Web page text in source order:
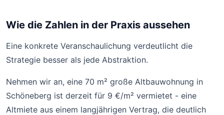
Wie die Zahlen in der Praxis aussehen
Eine konkrete Veranschaulichung verdeutlicht die
Strategie besser als jede Abstraktion.
Nehmen wir an, eine 70 m² große Altbauwohnung in
Schöneberg ist derzeit für 9 €/m² vermietet - eine
Altmiete aus einem langjährigen Vertrag, die deutlich